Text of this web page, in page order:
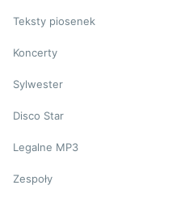
Teksty piosenek
Koncerty
Sylwester
Disco Star
Legalne MP3
Zespoły